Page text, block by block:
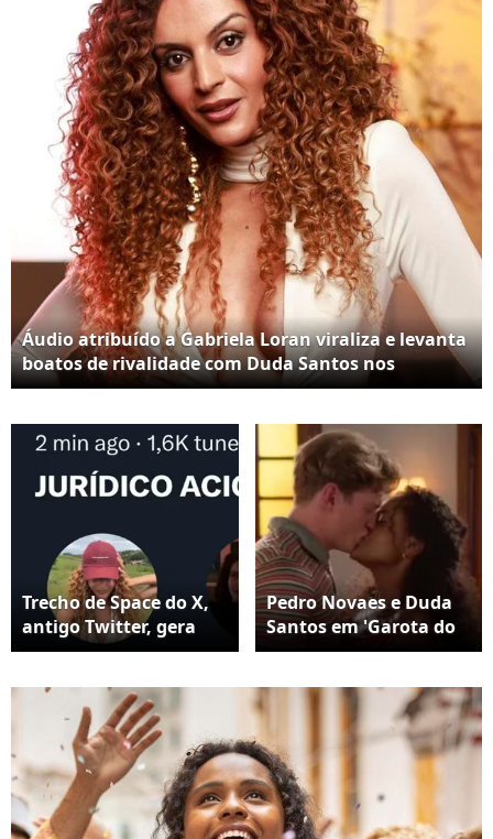
Áudio atribuído a Gabriela Loran viraliza e levanta
boatos de rivalidade com Duda Santos nos
bastidores da Globo
Trecho de Space do X,
antigo Twitter, gera
especulações após fala
Loran citar Duda
Santos
Pedro Novaes e Duda
Santos em 'Garota do
Momento'